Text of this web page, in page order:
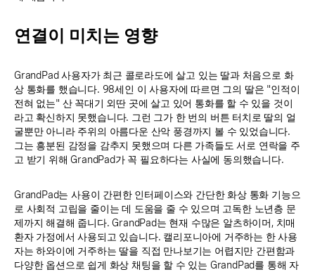
연결이 미치는 영향
GrandPad 사용자가 최근 콜로라도에 살고 있는 딸과 처음으로 화
상 통화를 했습니다. 98세인 이 사용자에 따르면 그의 딸은 "인적이
전혀 없는" 산 꼭대기 외딴 곳에 살고 있어 통화를 할 수 있을 것이
라고 확신하지 못했습니다. 그런 그가 한 번의 버튼 터치로 딸의 얼
굴뿐만 아니라 주위의 아름다운 산악 풍경까지 볼 수 있었습니다.
그는 흥분된 감정을 감추지 못했으며 다른 가족들도 서로 연락을 주
고 받기 위해 GrandPad가 꼭 필요하다는 사실에 동의했습니다.
GrandPad는 사용이 간편한 인터페이스와 간단한 화상 통화 기능으
로 사회적 고립을 줄이는 데 도움을 줄 수 있으며 고독한 노년층 문
제까지 해결해 줍니다. GrandPad는 현재 수많은 알츠하이머, 치매
환자 가정에서 사용되고 있습니다. 캘리포니아에 거주하는 한 사용
자는 하와이에 거주하는 딸을 직접 만나보기는 어렵지만 간편함과
다양한 옵션으로 쉽게 화상 채팅을 할 수 있는 GrandPad를 통해 자